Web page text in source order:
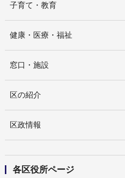
子育て・教育
健康・医療・福祉
窓口・施設
区の紹介
区政情報
各区役所ページ